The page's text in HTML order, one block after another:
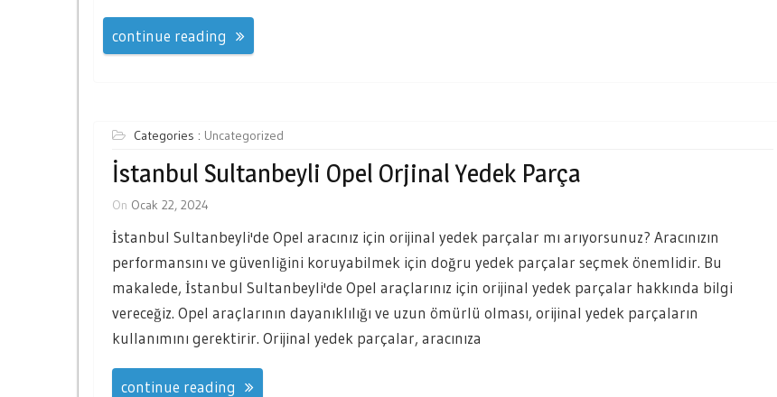
continue reading
Categories : Uncategorized
İstanbul Sultanbeyli Opel Orjinal Yedek Parça
On Ocak 22, 2024
İstanbul Sultanbeyli'de Opel aracınız için orijinal yedek parçalar mı arıyorsunuz? Aracınızın
performansını ve güvenliğini koruyabilmek için doğru yedek parçalar seçmek önemlidir. Bu
makalede, İstanbul Sultanbeyli'de Opel araçlarınız için orijinal yedek parçalar hakkında bilgi
vereceğiz. Opel araçlarının dayanıklılığı ve uzun ömürlü olması, orijinal yedek parçaların
kullanımını gerektirir. Orijinal yedek parçalar, aracınıza
continue reading